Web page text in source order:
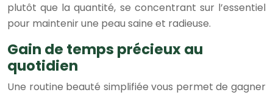
plutôt que la quantité, se concentrant sur l’essentiel
pour maintenir une peau saine et radieuse.
Gain de temps précieux au
quotidien
Une routine beauté simplifiée vous permet de gagner